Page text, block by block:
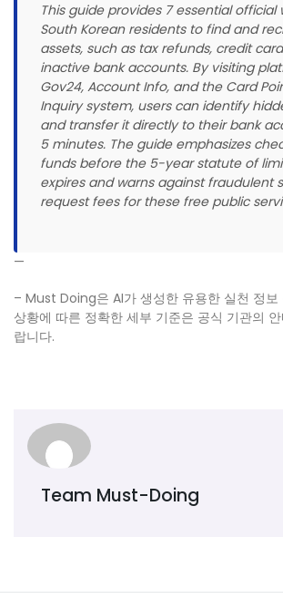
This guide provides 7 essential official
South Korean residents to find and
assets, such as tax refunds, credit
inactive bank accounts. By visiting
Gov24, Account Info, and the Card
Inquiry system, users can identify
and transfer it directly to their bank
5 minutes. The guide emphasizes
funds before the 5-year statute of
expires and warns against fraudulent
request fees for these free public
—
– Must Doing은 AI가 생성한 유용한 실천 정보
상황에 따른 정확한 세부 기준은 공식 기관의
랍니다.
Team Must-Doing